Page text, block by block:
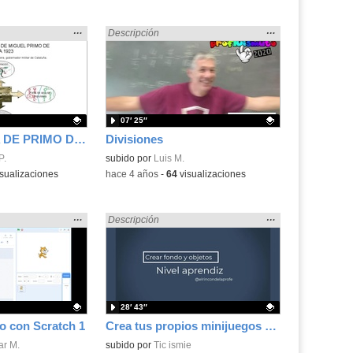
LA DICTADURA DE PRIMO DE RIVERA (1923-1929)
en:
Mostrar
la
ubicación
…
Divisiones
Encontrado «dividir» en:
Descripción
Mostrar
la
ubicación
…
Contenido educativo.
subido por Luis M.
07′ 25″
-hace 4 años- 64visualizaciones
con Scratch 1
en:
Mostrar
la
…
M.
Crea tus propios minijuegos con Scratch 3.0 (videotutorial)
Encontrado «dividir» en:
Descripción
Mostrar
la
…
Contenido educativo.
subido por Tic ismie
28′ 43″